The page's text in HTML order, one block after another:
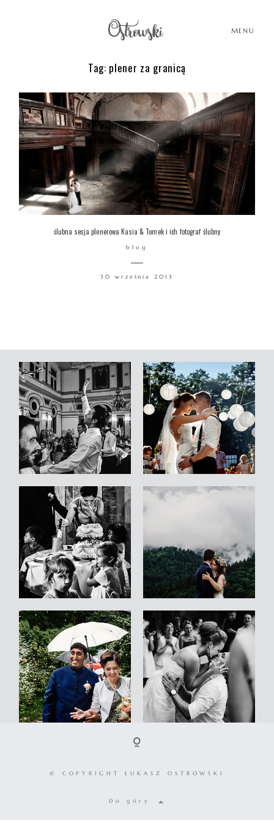
MENU
Tag: plener za granicą
ślubna sesja plenerowa Kasia & Tomek i ich fotograf ślubny
blog
30 września 2013
HISTORIE
PORTFOLIO
O MNIE
© COPYRIGHT ŁUKASZ OSTROWSKI
© COPYRIGHT ŁUKASZ OSTROWSKI
Do góry